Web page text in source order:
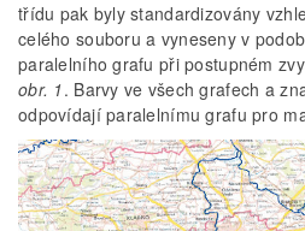
třídu pak byly standardizovány
celého souboru a vyneseny v
paralelního grafu při postupném
obr. 1. Barvy ve všech grafech a
odpovídají paralelnímu grafu pro